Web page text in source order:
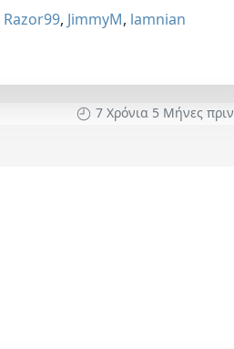
Razor99, JimmyM, lamnian
7 Χρόνια 5 Μήνες πριν